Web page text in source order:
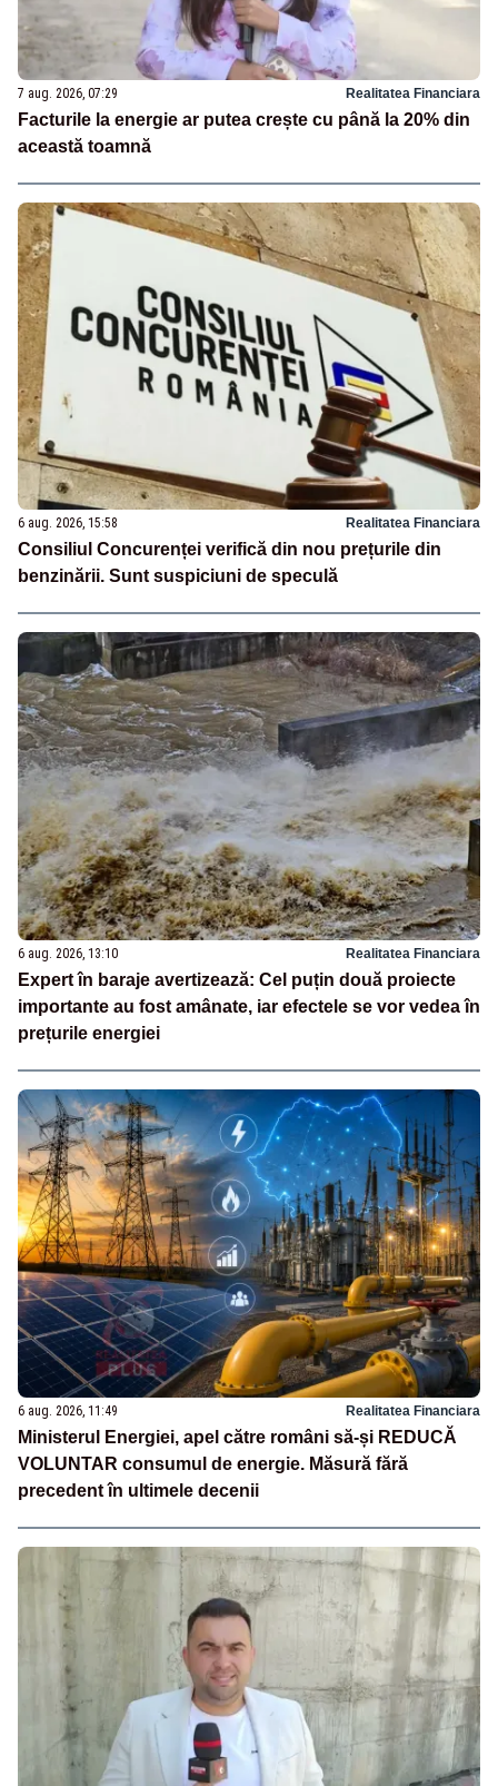
7 aug. 2026, 07:29 Realitatea Financiara
Facturile la energie ar putea crește cu până la 20% din
această toamnă
6 aug. 2026, 15:58 Realitatea Financiara
Consiliul Concurenței verifică din nou prețurile din
benzinării. Sunt suspiciuni de speculă
6 aug. 2026, 13:10 Realitatea Financiara
Expert în baraje avertizează: Cel puțin două proiecte
importante au fost amânate, iar efectele se vor vedea în
prețurile energiei
6 aug. 2026, 11:49 Realitatea Financiara
Ministerul Energiei, apel către români să-și REDUCĂ
VOLUNTAR consumul de energie. Măsură fără
precedent în ultimele decenii